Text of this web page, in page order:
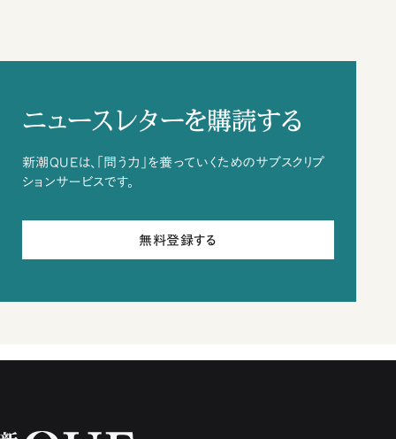
ニュースレターを購読する
新潮QUEは、「問う力」を養っていくためのサブスクリプ
ションサービスです。
無料登録する